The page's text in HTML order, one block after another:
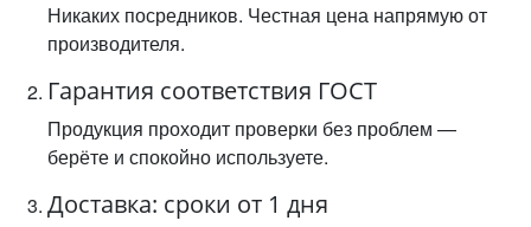
Никаких посредников. Честная цена напрямую от
производителя.
Гарантия соответствия ГОСТ
Продукция проходит проверки без проблем —
берёте и спокойно используете.
Доставка: сроки от 1 дня